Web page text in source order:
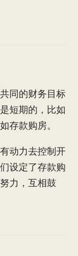
同的财务目标
短期的，比如
存款购房。
动力去控制开
设定了存款购
力，互相鼓